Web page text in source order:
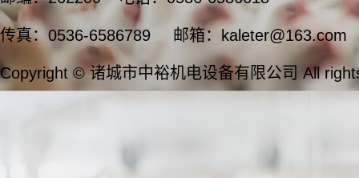
传真：0536-6586789 邮箱：kaleter@163.com
Copyright © 诸城市中裕机电设备有限公司 All